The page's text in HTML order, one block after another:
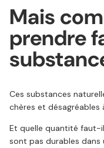
Mais
prendre
Ces substances
chères et désagréables
Et quelle quantité faut-
sont pas durables dans